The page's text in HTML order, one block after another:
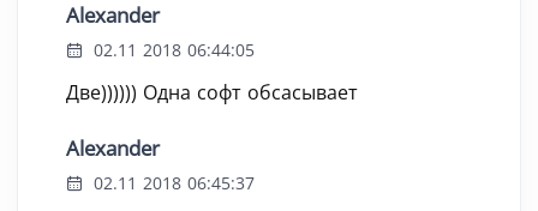
Alexander
02.11 2018 06:44:05
Две)))))) Одна софт обсасывает
Alexander
02.11 2018 06:45:37